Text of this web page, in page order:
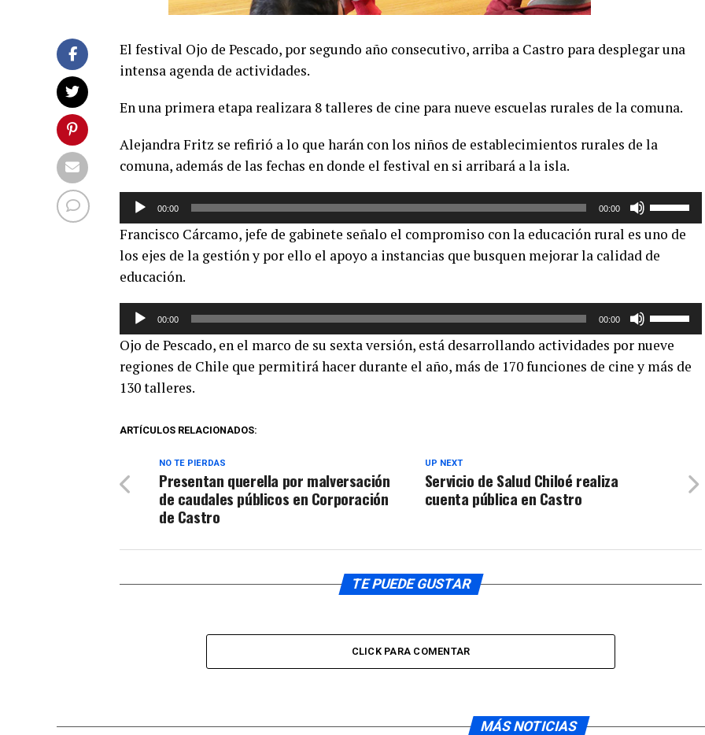
El festival Ojo de Pescado, por segundo año consecutivo, arriba a Castro para desplegar una
intensa agenda de actividades.
En una primera etapa realizara 8 talleres de cine para nueve escuelas rurales de la comuna.
Alejandra Fritz se refirió a lo que harán con los niños de establecimientos rurales de la
comuna, además de las fechas en donde el festival en si arribará a la isla.
Reproductor
audio
00:00 00:00
teclas
de
para
aumentar
o
disminuir
Francisco Cárcamo, jefe de gabinete señalo el compromiso con la educación rural es uno de
los ejes de la gestión y por ello el apoyo a instancias que busquen mejorar la calidad de
educación.
Reproductor
audio
00:00 00:00
teclas
de
disminuir
Ojo de Pescado, en el marco de su sexta versión, está desarrollando actividades por nueve
regiones de Chile que permitirá hacer durante el año, más de 170 funciones de cine y más de
130 talleres.
ARTÍCULOS RELACIONADOS:
UP NEXT
Servicio de Salud Chiloé realiza
cuenta pública en Castro
NO TE PIERDAS
Presentan querella por malversación
de caudales públicos en Corporación
de Castro
TE PUEDE GUSTAR
CLICK PARA COMENTAR
MÁS NOTICIAS